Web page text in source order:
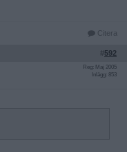
Citera
#592
Reg: Maj 2005
Inlägg: 853